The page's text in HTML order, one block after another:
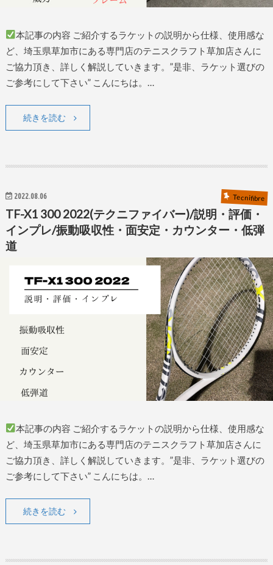
本記事の内容 ご紹介するラケットの説明から仕様、使用感な
ど、埼玉県草加市にある専門店のテニスクラフト草加店さんに
ご協力頂き、詳しく解説していきます。”是非、ラケット選びの
ご参考にして下さい” こんにちは。…
続きを読む
2022.08.06 Tecnifibre
TF-X1 300 2022(テクニファイバー)/説明・評価・
インプレ/振動吸収性・面安定・カウンター・低弾
道
本記事の内容 ご紹介するラケットの説明から仕様、使用感な
ど、埼玉県草加市にある専門店のテニスクラフト草加店さんに
ご協力頂き、詳しく解説していきます。”是非、ラケット選びの
ご参考にして下さい” こんにちは。…
続きを読む